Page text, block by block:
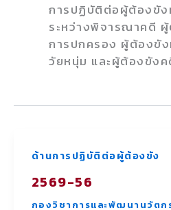
การปฏิบัติต่อผู้ต้องขั
ระหว่างพิจารณาคดี
การปกครอง ผู้ต้องขั
วัยหนุ่ม และผู้ต้องขัง
ด้านการปฏิบัติต่อผู้ต้องขัง
2569-56
กองวิชาการและพัฒนานวัต